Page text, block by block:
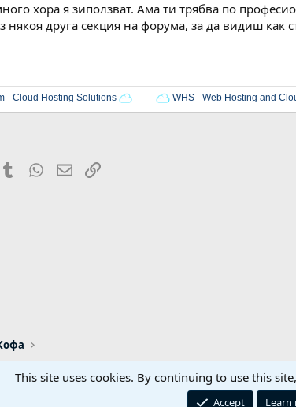
хора я зиползват. Ама ти трябва по
някоя друга секция на форума, за да видиш как
- Cloud Hosting Solutions ------ WHS - Web Hosting and
Tumblr WhatsApp
EmailLink
Реклама / Advertising
This site uses cookies. By continuing to use this
Accept